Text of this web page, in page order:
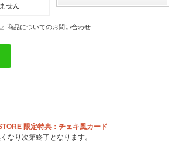
せん
商品についてのお問い合わせ
限定特典：チェキ風カード
なり次第終了となります。